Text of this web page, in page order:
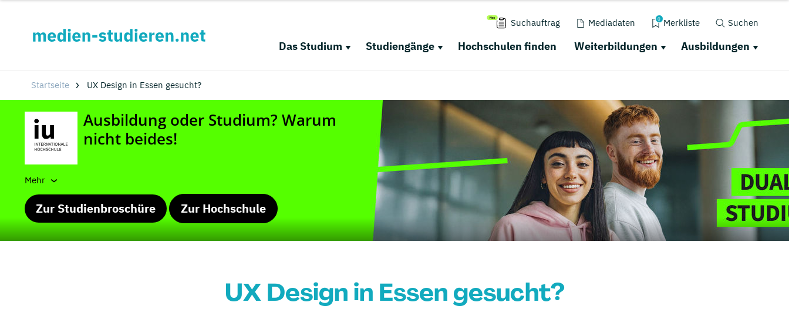
Suchauftrag Mediadaten 0 Merkliste Suchen
Das Studium Studiengänge Hochschulen finden Weiterbildungen Ausbildungen
Startseite UX Design in Essen gesucht?
Mehr
Zur Studienbroschüre Zur Hochschule
UX Design in Essen gesucht?